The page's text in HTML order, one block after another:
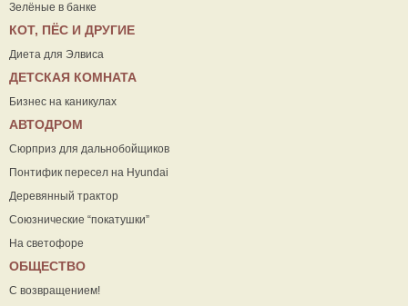
Зелёные в банке
КОТ, ПЁС И ДРУГИЕ
Диета для Элвиса
ДЕТСКАЯ КОМНАТА
Бизнес на каникулах
АВТОДРОМ
Сюрприз для дальнобойщиков
Понтифик пересел на Hyundai
Деревянный трактор
Союзнические “покатушки”
На светофоре
ОБЩЕСТВО
С возвращением!